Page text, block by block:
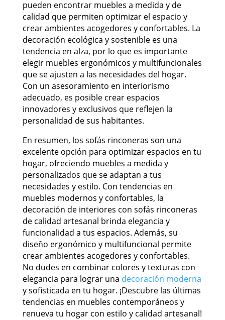
pueden encontrar muebles a medida y de
calidad que permiten optimizar el espacio y
crear ambientes acogedores y confortables. La
decoración ecológica y sostenible es una
tendencia en alza, por lo que es importante
elegir muebles ergonómicos y multifuncionales
que se ajusten a las necesidades del hogar.
Con un asesoramiento en interiorismo
adecuado, es posible crear espacios
innovadores y exclusivos que reflejen la
personalidad de sus habitantes.
En resumen, los sofás rinconeras son una
excelente opción para optimizar espacios en tu
hogar, ofreciendo muebles a medida y
personalizados que se adaptan a tus
necesidades y estilo. Con tendencias en
muebles modernos y confortables, la
decoración de interiores con sofás rinconeras
de calidad artesanal brinda elegancia y
funcionalidad a tus espacios. Además, su
diseño ergonómico y multifuncional permite
crear ambientes acogedores y confortables.
No dudes en combinar colores y texturas con
elegancia para lograr una decoración moderna
y sofisticada en tu hogar. ¡Descubre las últimas
tendencias en muebles contemporáneos y
renueva tu hogar con estilo y calidad artesanal!